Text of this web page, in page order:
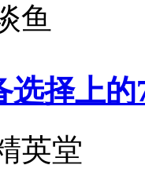
鱼
选择上
英堂